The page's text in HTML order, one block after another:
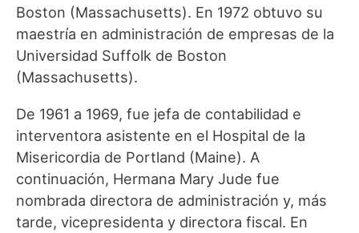
Boston (Massachusetts). En 1972 obtuvo su
maestría en administración de empresas de la
Universidad Suffolk de Boston
(Massachusetts).
De 1961 a 1969, fue jefa de contabilidad e
interventora asistente en el Hospital de la
Misericordia de Portland (Maine). A
continuación, Hermana Mary Jude fue
nombrada directora de administración y, más
tarde, vicepresidenta y directora fiscal. En